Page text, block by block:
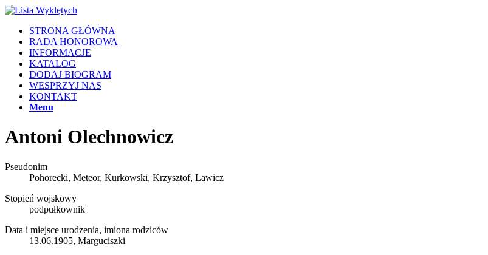
STRONA GŁÓWNA
RADA HONOROWA
INFORMACJE
KATALOG
DODAJ BIOGRAM
WESPRZYJ NAS
KONTAKT
Menu
Antoni Olechnowicz
Pseudonim
Pohorecki, Meteor, Kurkowski, Krzysztof, Lawicz
Stopień wojskowy
podpułkownik
Data i miejsce urodzenia, imiona rodziców
13.06.1905, Marguciszki